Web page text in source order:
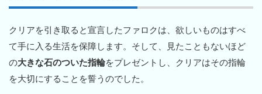
クリアを引き取ると宣言したファロクは、欲しいものはすべ
て手に入る生活を保障します。そして、見たこともないほど
の大きな石のついた指輪をプレゼントし、クリアはその指輪
を大切にすることを誓うのでした。